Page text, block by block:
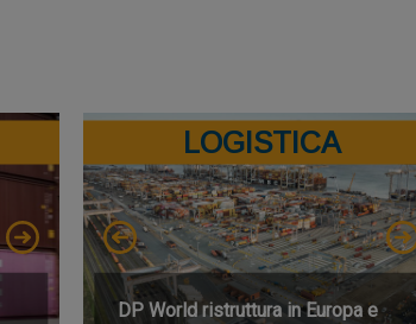
LOGISTICA
DP World ristruttura in Europa e